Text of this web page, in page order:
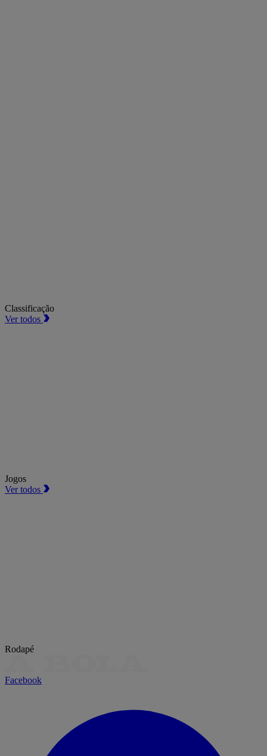
Classificação
Ver todos
Jogos
Ver todos
Rodapé
Facebook